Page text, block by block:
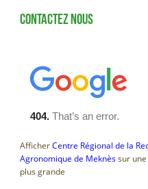
CONTACTEZ NOUS
Afficher Centre Régional de la
Agronomique de Meknès sur
plus grande